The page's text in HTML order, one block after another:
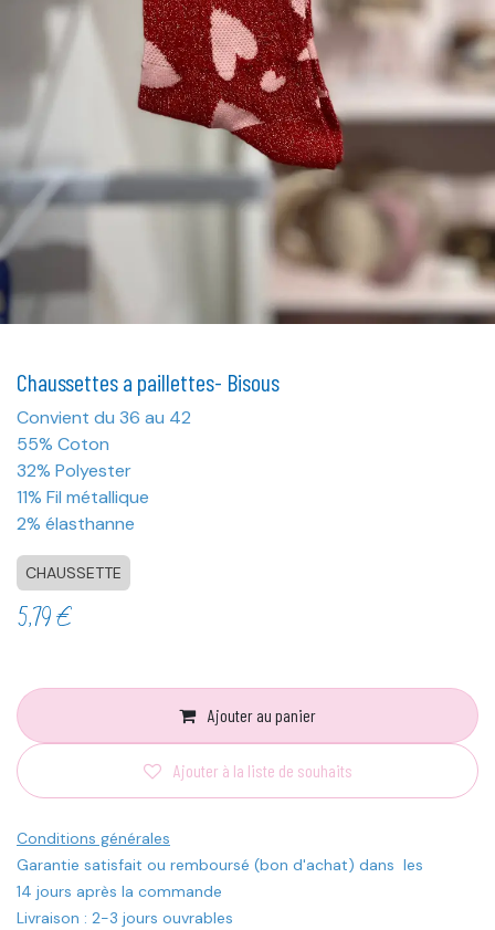
Chaussettes a paillettes- Bisous
Convient du 36 au 42
55% Coton
32% Polyester
11% Fil métallique
2% élasthanne
CHAUSSETTE
5,79€
Ajouter au panier
Ajouter à la liste de souhaits
Conditions générales
Garantie satisfait ou remboursé (bon d'achat) dans les
14 jours après la commande
Livraison : 2-3 jours ouvrables